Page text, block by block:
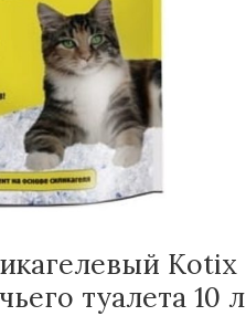
Kotix
туалета 10 л